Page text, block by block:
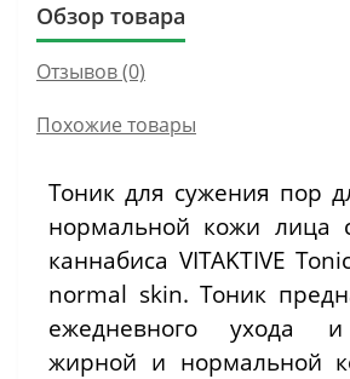
Обзор товара
Отзывов (0)
Похожие товары
Тоник для сужения пор
нормальной кожи лица
каннабиса VITAKTIVE
normal skin. Тоник
ежедневного ухода
жирной и нормальной